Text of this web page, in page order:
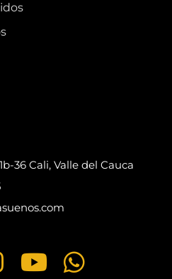
36 Cali, Valle del Cauca